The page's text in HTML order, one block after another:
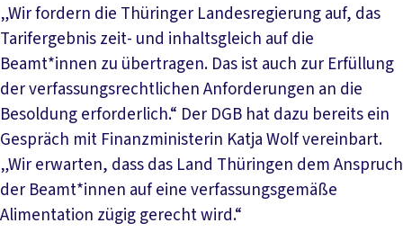
„Wir fordern die Thüringer Landesregierung auf, das
Tarifergebnis zeit- und inhaltsgleich auf die
Beamt*innen zu übertragen. Das ist auch zur Erfüllung
der verfassungsrechtlichen Anforderungen an die
Besoldung erforderlich.“ Der DGB hat dazu bereits ein
Gespräch mit Finanzministerin Katja Wolf vereinbart.
„Wir erwarten, dass das Land Thüringen dem Anspruch
der Beamt*innen auf eine verfassungsgemäße
Alimentation zügig gerecht wird.“